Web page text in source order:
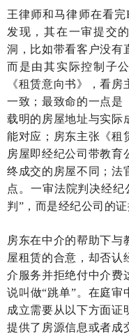
王律师和马律师在看
发现，其在一审提交
洞， 比如带看客户没有
而是由其实际控制子
《租赁意向书》，看房
一致；最致命的一点是
载明的房屋地址与实际
能对应；房东主张《租
房屋即经纪公司带教育
终成交的房屋不同；法
点。一审法院判决经纪
判”，而是经纪公司的证
房东在中介的帮助下与
屋租赁的合意，却否认
介服务并拒绝付中介费
说叫做“跳单”。在庭审
成立需要从以下方面证
提供了房源信息或者成